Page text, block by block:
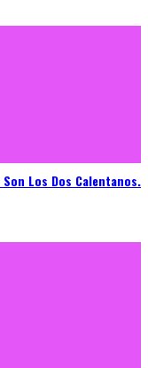
Los Dos Calentanos.